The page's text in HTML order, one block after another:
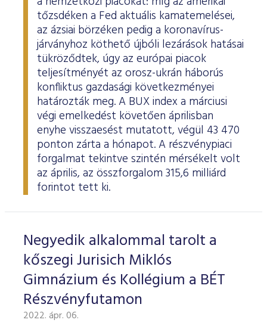
tőzsdéken a Fed aktuális kamatemelései,
az ázsiai börzéken pedig a koronavírus-
járványhoz köthető újbóli lezárások hatásai
tükröződtek, úgy az európai piacok
teljesítményét az orosz-ukrán háborús
konfliktus gazdasági következményei
határozták meg. A BUX index a márciusi
végi emelkedést követően áprilisban
enyhe visszaesést mutatott, végül 43 470
ponton zárta a hónapot. A részvénypiaci
forgalmat tekintve szintén mérsékelt volt
az április, az összforgalom 315,6 milliárd
forintot tett ki.
Negyedik alkalommal tarolt a
kőszegi Jurisich Miklós
Gimnázium és Kollégium a BÉT
Részvényfutamon
2022. ápr. 06.